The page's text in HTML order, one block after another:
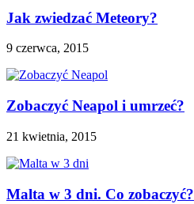
Jak zwiedzać Meteory?
9 czerwca, 2015
Zobaczyć Neapol i umrzeć?
21 kwietnia, 2015
Malta w 3 dni. Co zobaczyć?